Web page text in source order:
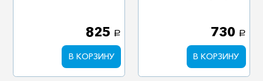
825 a
В КОРЗИНУ
730 a
В КОРЗИНУ